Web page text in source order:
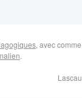
, avec
.